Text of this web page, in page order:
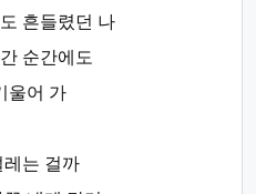
흔들렸던 나
순간에도
울어 가
레는 걸까